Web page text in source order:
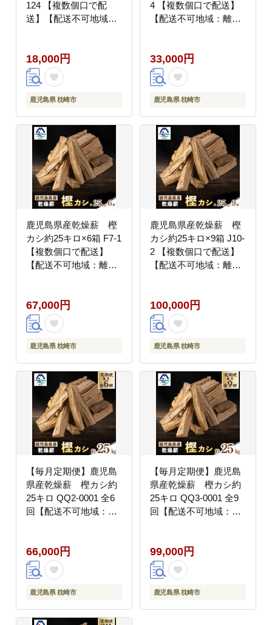
124 【複数個口で配
送】【配送不可地域：
18,000円
鹿児島県 枕崎市
4 【複数個口で配送】
【配送不可地域：離
33,000円
鹿児島県 枕崎市
鹿児島県産乾燥薪 樫
カシ約25キロ×6箱 F7-1
【複数個口で配送】
【配送不可地域：離
67,000円
鹿児島県 枕崎市
鹿児島県産乾燥薪 樫
カシ約25キロ×9箱 J10-
2 【複数個口で配送】
【配送不可地域：離
100,000円
鹿児島県 枕崎市
【毎月定期便】鹿児島
県産乾燥薪 樫カシ約
25キロ QQ2-0001 全6
回【配送不可地域：離
66,000円
鹿児島県 枕崎市
【毎月定期便】鹿児島
県産乾燥薪 樫カシ約
25キロ QQ3-0001 全9
回【配送不可地域：離
99,000円
鹿児島県 枕崎市